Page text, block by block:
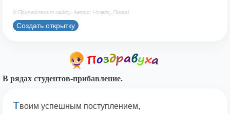
© Принадлежит сайту. Автор: Horatio_Floreal
Создать открытку
В рядах студентов-прибавление.
Твоим успешным поступлением,